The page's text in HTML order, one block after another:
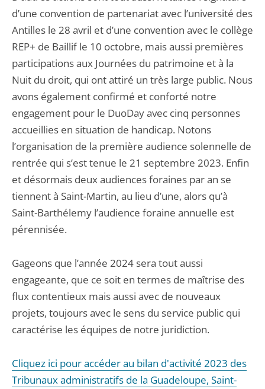
d’une convention de partenariat avec l’université des
Antilles le 28 avril et d’une convention avec le collège
REP+ de Baillif le 10 octobre, mais aussi premières
participations aux Journées du patrimoine et à la
Nuit du droit, qui ont attiré un très large public. Nous
avons également confirmé et conforté notre
engagement pour le DuoDay avec cinq personnes
accueillies en situation de handicap. Notons
l’organisation de la première audience solennelle de
rentrée qui s’est tenue le 21 septembre 2023. Enfin
et désormais deux audiences foraines par an se
tiennent à Saint-Martin, au lieu d’une, alors qu’à
Saint-Barthélemy l’audience foraine annuelle est
pérennisée.
Gageons que l’année 2024 sera tout aussi
engageante, que ce soit en termes de maîtrise des
flux contentieux mais aussi avec de nouveaux
projets, toujours avec le sens du service public qui
caractérise les équipes de notre juridiction.
Cliquez ici pour accéder au bilan d'activité 2023 des
Tribunaux administratifs de la Guadeloupe, Saint-